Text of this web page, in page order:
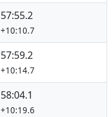
57:55.2
+10:10.7
57:59.2
+10:14.7
58:04.1
+10:19.6